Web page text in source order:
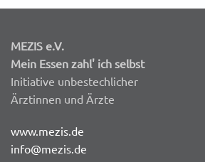
MEZIS e.V.
Mein Essen zahl' ich selbst
Initiative unbestechlicher
Ärztinnen und Ärzte
www.mezis.de
info@mezis.de